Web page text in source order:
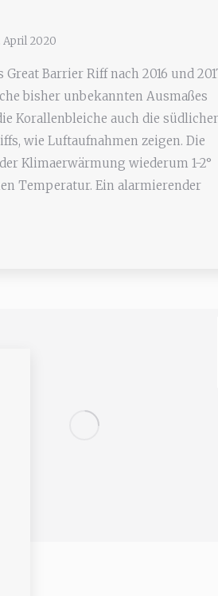
April 2020
Barrier Riff nach 2016 und
bisher unbekannten Ausmaßes
Korallenbleiche auch die
wie Luftaufnahmen zeigen. Die
Klimaerwärmung wiederum 1-2°
Temperatur. Ein alarmierender